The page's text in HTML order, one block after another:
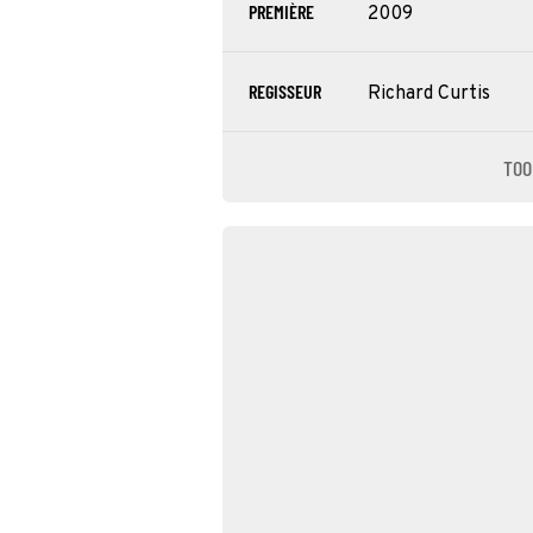
PREMIÈRE 2009
REGISSEUR Richard Curtis